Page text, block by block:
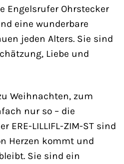
Engelsrufer Ohrstecker
eine wunderbare
jeden Alters. Sie sind
Liebe und
Weihnachten, zum
nur so – die
ERE-LILLIFL-ZIM-ST sind
Herzen kommt und
Sie sind ein